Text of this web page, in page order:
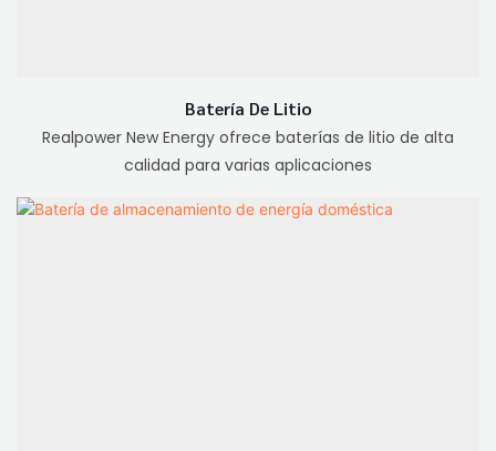
Batería De Litio
Realpower New Energy ofrece baterías de litio de alta
calidad para varias aplicaciones